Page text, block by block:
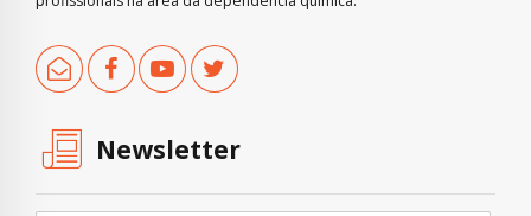
Newsletter